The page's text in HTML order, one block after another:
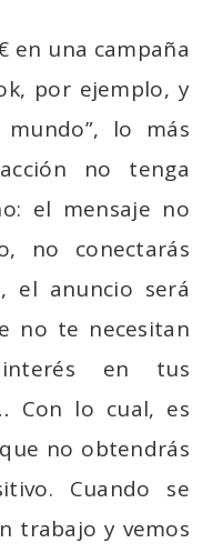
en una campaña
por ejemplo, y
lo más
no tenga
el mensaje no
no conectarás
el anuncio será
no te necesitan
en tus
Con lo cual, es
no obtendrás
Cuando se
trabajo y vemos